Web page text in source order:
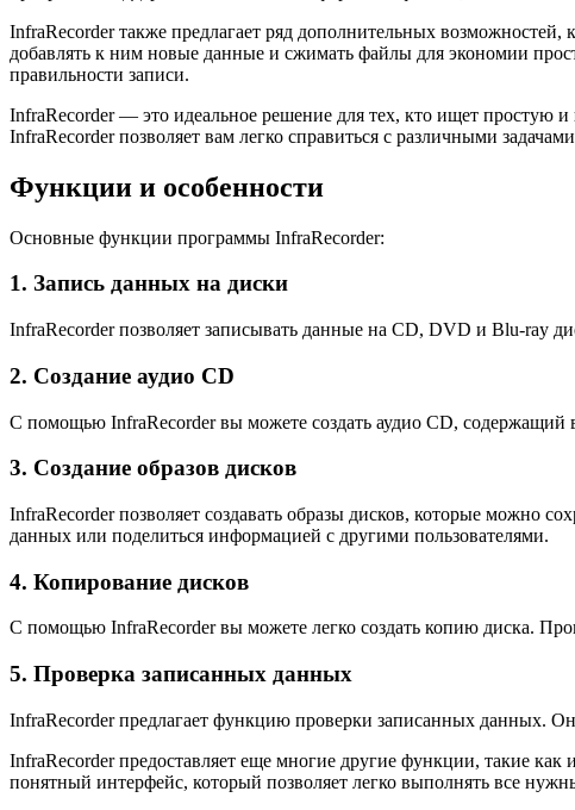
InfraRecorder также предлагает ряд дополнительных
добавлять к ним новые данные и сжимать файлы для экономии
правильности записи.
InfraRecorder — это идеальное решение для тех, кто ищет простую
InfraRecorder позволяет вам легко справиться с различными
Функции и особенности
Основные функции программы InfraRecorder:
1. Запись данных на диски
InfraRecorder позволяет записывать данные на CD, DVD и Blu-ray
2. Создание аудио CD
С помощью InfraRecorder вы можете создать аудио CD,
3. Создание образов дисков
InfraRecorder позволяет создавать образы дисков, которые можно
данных или поделиться информацией с другими пользователями.
4. Копирование дисков
С помощью InfraRecorder вы можете легко создать копию диска.
5. Проверка записанных данных
InfraRecorder предлагает функцию проверки записанных данных.
InfraRecorder предоставляет еще многие другие функции, такие
понятный интерфейс, который позволяет легко выполнять все